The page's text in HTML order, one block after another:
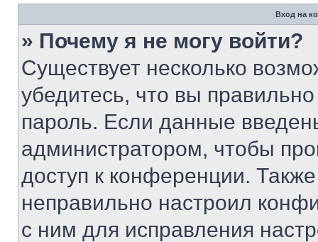
Вход на
» Почему я не могу войти?
Существует несколько
убедитесь, что вы
пароль. Если данные
администратором, чтобы
доступ к конференции.
неправильно настроил
с ним для исправления